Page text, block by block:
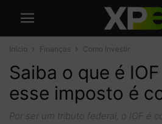
Início Finanças Como Investir
Saiba o que é
esse imposto é
Por ser um tributo federal, o IOF é